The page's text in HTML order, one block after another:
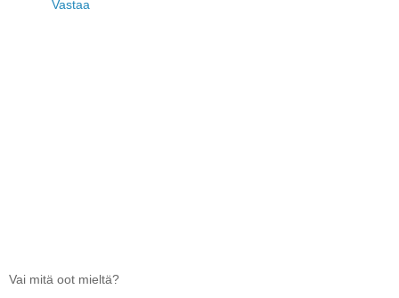
Vastaa
Vai mitä oot mieltä?